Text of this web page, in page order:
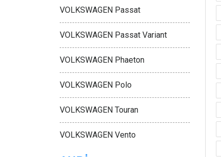
VOLKSWAGEN Passat
VOLKSWAGEN Passat Variant
VOLKSWAGEN Phaeton
VOLKSWAGEN Polo
VOLKSWAGEN Touran
VOLKSWAGEN Vento